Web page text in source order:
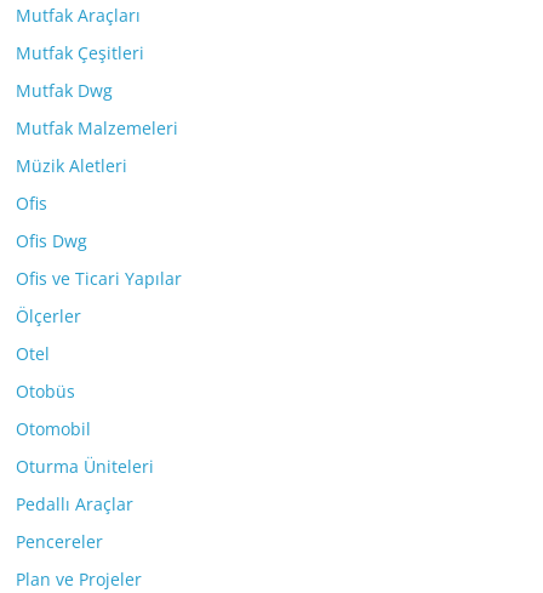
Mutfak Araçları
Mutfak Çeşitleri
Mutfak Dwg
Mutfak Malzemeleri
Müzik Aletleri
Ofis
Ofis Dwg
Ofis ve Ticari Yapılar
Ölçerler
Otel
Otobüs
Otomobil
Oturma Üniteleri
Pedallı Araçlar
Pencereler
Plan ve Projeler